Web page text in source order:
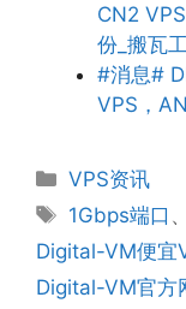
CN2
份_搬瓦
#消息#
VPS，
分
类
VPS资讯
标
签
1Gbps端口 、
Digital-VM便宜
Digital-VM官方